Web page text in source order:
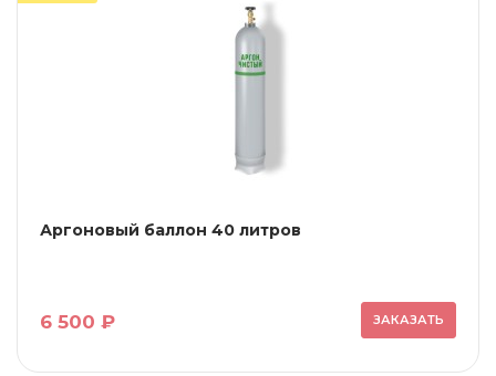
Аргоновый баллон 40 литров
6 500 ₽ ЗАКАЗАТЬ